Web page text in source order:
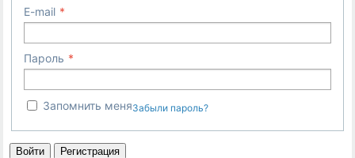
E-mail
Пароль
Запомнить меняЗабыли пароль?
Войти Регистрация